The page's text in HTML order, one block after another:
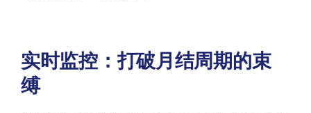
实时监控：打破月结周期的束
缚